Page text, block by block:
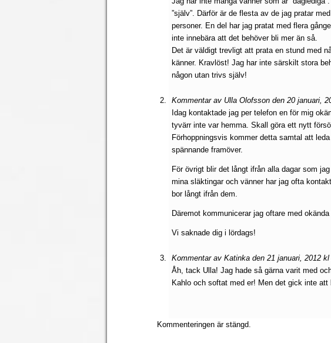
”själv”. Därför är de flesta av de jag pratar
personer. En del har jag pratat med flera
inte innebära att det behöver bli mer än så.
Det är väldigt trevligt att prata en stund med
känner. Kravlöst! Jag har inte särskilt stora
någon utan trivs själv!
Kommentar av Ulla Olofsson den 20 januari,
Idag kontaktade jag per telefon en för mig
tyvärr inte var hemma. Skall göra ett nytt
Förhoppningsvis kommer detta samtal att
spännande framöver.
För övrigt blir det långt ifrån alla dagar som
mina släktingar och vänner har jag ofta
bor långt ifrån dem.
Däremot kommunicerar jag oftare med
Vi saknade dig i lördags!
Kommentar av Katinka den 21 januari, 2012 kl
Åh, tack Ulla! Jag hade så gärna varit med
Kahlo och softat med er! Men det gick inte att
Kommenteringen är stängd.